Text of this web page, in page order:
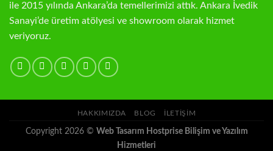
ile 2015 yılında Ankara’da temellerimizi attık. Ankara İvedik
Sanayi’de üretim atölyesi ve showroom olarak hizmet
veriyoruz.
HAKKIMIZDA BLOG İLETIŞIM
Copyright 2026 © Web Tasarım Hostprise Bilişim ve Yazılım
Hizmetleri